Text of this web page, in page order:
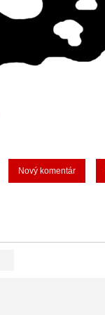
Nový komentár